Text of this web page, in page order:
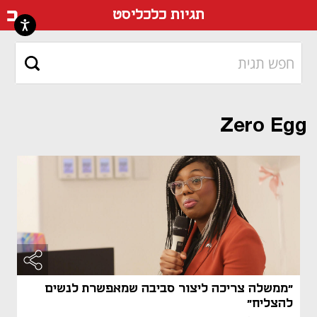
תגיות כלכליסט
Zero Egg
"ממשלה צריכה ליצור סביבה שמאפשרת לנשים
להצליח"